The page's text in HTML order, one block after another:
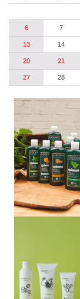
6 7
13 14
20 21
27 28